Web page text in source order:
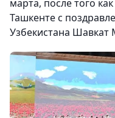
марта, после того
Ташкенте с
Узбекистана Шавкат